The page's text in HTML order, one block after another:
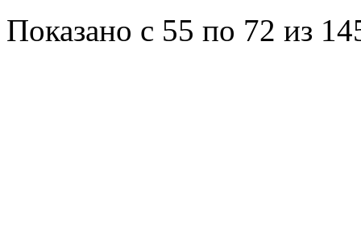
Показано с 55 по 72 из